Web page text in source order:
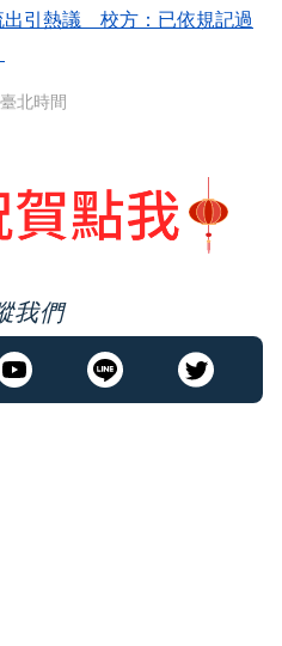
出引熱議 校方：已依規記過
北時間
我們